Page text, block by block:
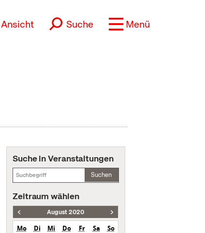
Ansicht Suche Menü
Suche in Veranstaltungen
Suchen
Zeitraum wählen
August 2020
Mo Di Mi Do Fr Sa
So